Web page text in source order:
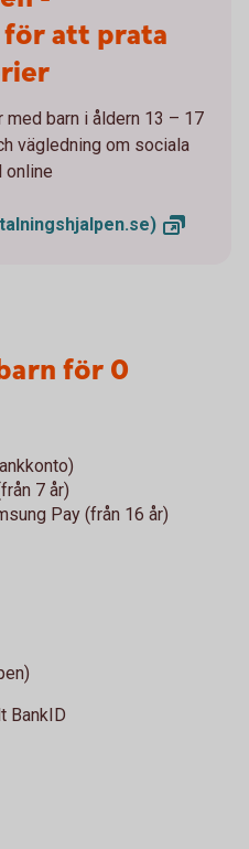
att prata
med barn i åldern 13 – 17
vägledning om sociala
online
för 0
7 år)
Pay (från 16 år)
BankID